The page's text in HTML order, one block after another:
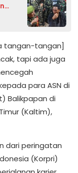
tangan-tangan]
tapi ada juga
para ASN di
Balikpapan di
(Kaltim),
dari peringatan
(Korpri)